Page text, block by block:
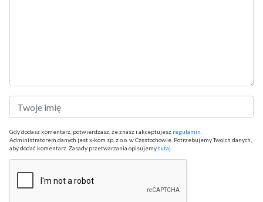
Gdy dodasz komentarz, potwierdzasz, że znasz i akceptujesz regulamin.
Administratorem danych jest x-kom sp. z o.o. w Częstochowie. Potrzebujemy Twoich danych,
aby dodać komentarz. Zasady przetwarzania opisujemytutaj.